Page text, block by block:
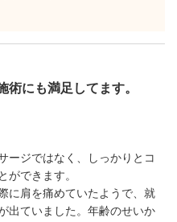
にも満足してます。
ージではなく、しっかりとコ
ができます。
に肩を痛めていたようで、就
出ていました。年齢のせいか